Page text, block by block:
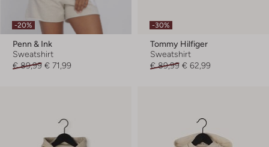
-20%
Penn & Ink
Sweatshirt
€ 89,99 € 71,99
-30%
Tommy Hilfiger
Sweatshirt
€ 89,99 € 62,99